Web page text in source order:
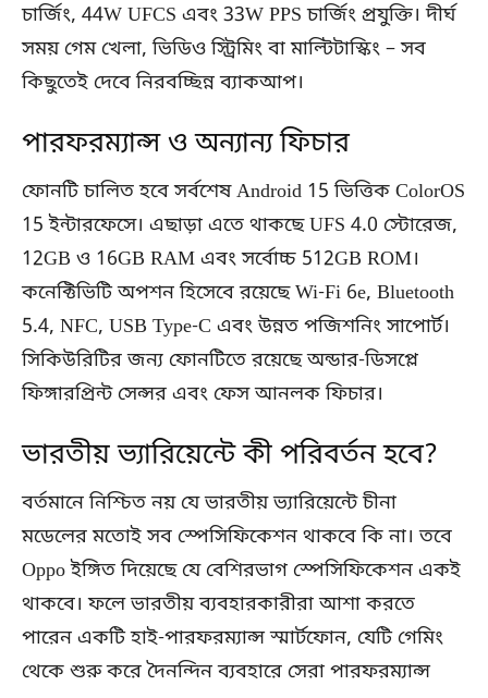
চার্জিং, 44W UFCS এবং 33W PPS চার্জিং প্রযুক্তি। দীর্ঘ
সময় গেম খেলা, ভিডিও স্ট্রিমিং বা মাল্টিটাস্কিং – সব
কিছুতেই দেবে নিরবচ্ছিন্ন ব্যাকআপ।
পারফরম্যান্স ও অন্যান্য ফিচার
ফোনটি চালিত হবে সর্বশেষ Android 15 ভিত্তিক ColorOS
15 ইন্টারফেসে। এছাড়া এতে থাকছে UFS 4.0 স্টোরেজ,
12GB ও 16GB RAM এবং সর্বোচ্চ 512GB ROM।
কনেক্টিভিটি অপশন হিসেবে রয়েছে Wi-Fi 6e, Bluetooth
5.4, NFC, USB Type-C এবং উন্নত পজিশনিং সাপোর্ট।
সিকিউরিটির জন্য ফোনটিতে রয়েছে অন্ডার-ডিসপ্লে
ফিঙ্গারপ্রিন্ট সেন্সর এবং ফেস আনলক ফিচার।
ভারতীয় ভ্যারিয়েন্টে কী পরিবর্তন হবে?
বর্তমানে নিশ্চিত নয় যে ভারতীয় ভ্যারিয়েন্টে চীনা
মডেলের মতোই সব স্পেসিফিকেশন থাকবে কি না। তবে
Oppo ইঙ্গিত দিয়েছে যে বেশিরভাগ স্পেসিফিকেশন একই
থাকবে। ফলে ভারতীয় ব্যবহারকারীরা আশা করতে
পারেন একটি হাই-পারফরম্যান্স স্মার্টফোন, যেটি গেমিং
থেকে শুরু করে দৈনন্দিন ব্যবহারে সেরা পারফরম্যান্স